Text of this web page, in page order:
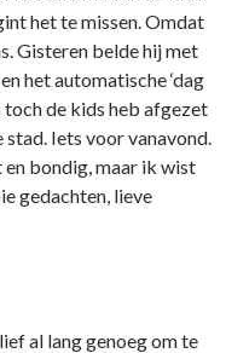
het te missen. Omdat
Gisteren belde hij met
het automatische ‘dag
toch de kids heb afgezet
Iets voor vanavond.
en bondig, maar ik wist
gedachten, lieve
al lang genoeg om te